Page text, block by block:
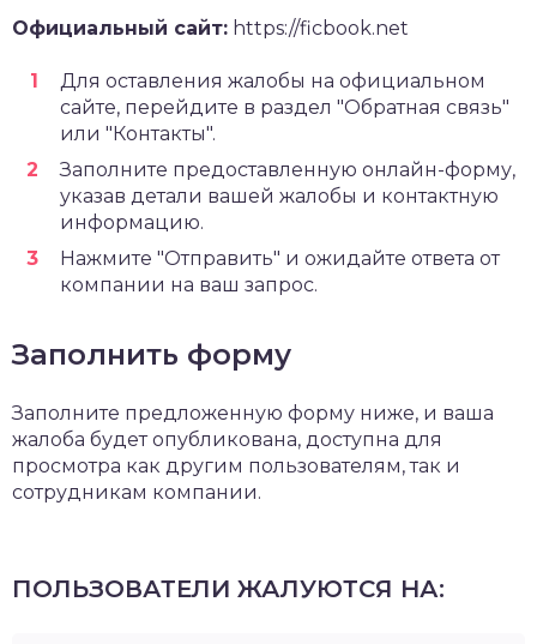
Официальный сайт: https://ficbook.net
Для оставления жалобы на официальном
сайте, перейдите в раздел "Обратная связь"
или "Контакты".
Заполните предоставленную онлайн-форму,
указав детали вашей жалобы и контактную
информацию.
Нажмите "Отправить" и ожидайте ответа от
компании на ваш запрос.
Заполнить форму
Заполните предложенную форму ниже, и ваша
жалоба будет опубликована, доступна для
просмотра как другим пользователям, так и
сотрудникам компании.
ПОЛЬЗОВАТЕЛИ ЖАЛУЮТСЯ НА: